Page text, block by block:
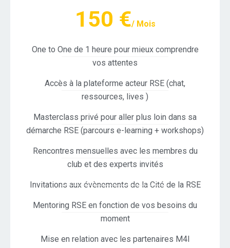
150 €/ Mois
One to One de 1 heure pour mieux comprendre
vos attentes
Accès à la plateforme acteur RSE (chat,
ressources, lives )
Masterclass privé pour aller plus loin dans sa
démarche RSE (parcours e-learning + workshops)
Rencontres mensuelles avec les membres du
club et des experts invités
Invitations aux évènements de la Cité de la RSE
Mentoring RSE en fonction de vos besoins du
moment
Mise en relation avec les partenaires M4I